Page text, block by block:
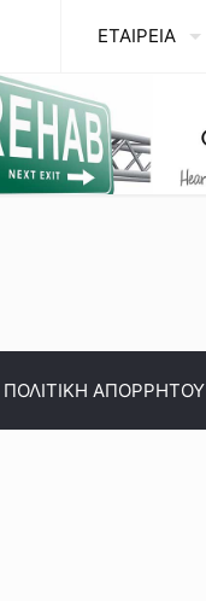
ΕΤΑΙΡΕΙΑ
ΠΟΛΙΤΙΚΗ ΑΠΟΡΡΗΤΟΥ